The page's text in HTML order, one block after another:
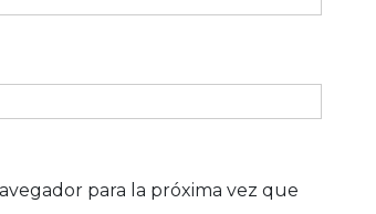
para la próxima vez que